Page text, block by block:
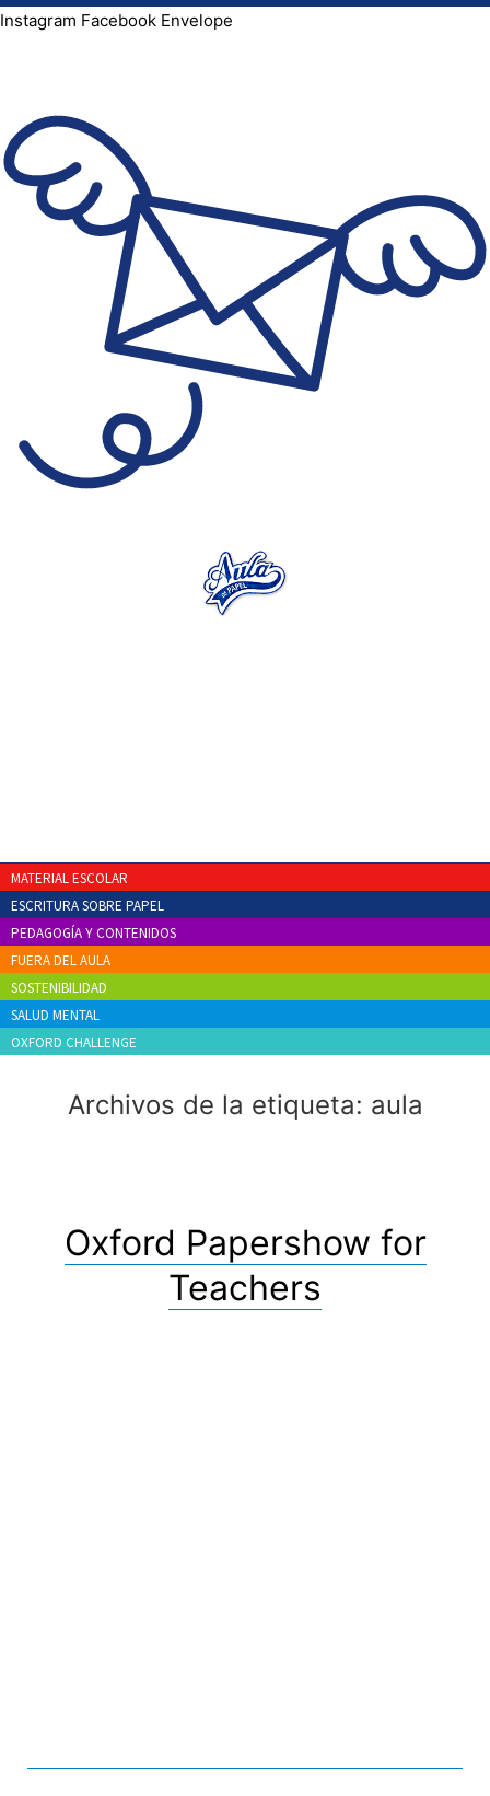
Instagram Facebook Envelope
MATERIAL ESCOLAR
ESCRITURA SOBRE PAPEL
PEDAGOGÍA Y CONTENIDOS
FUERA DEL AULA
SOSTENIBILIDAD
SALUD MENTAL
OXFORD CHALLENGE
Archivos de la etiqueta: aula
Oxford Papershow for
Teachers